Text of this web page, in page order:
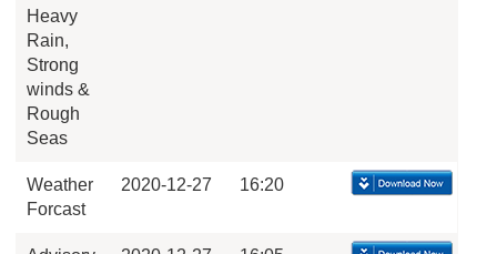
Heavy
Rain,
Strong
winds &
Rough
Seas
Weather
Forcast
2020-12-27 16:20